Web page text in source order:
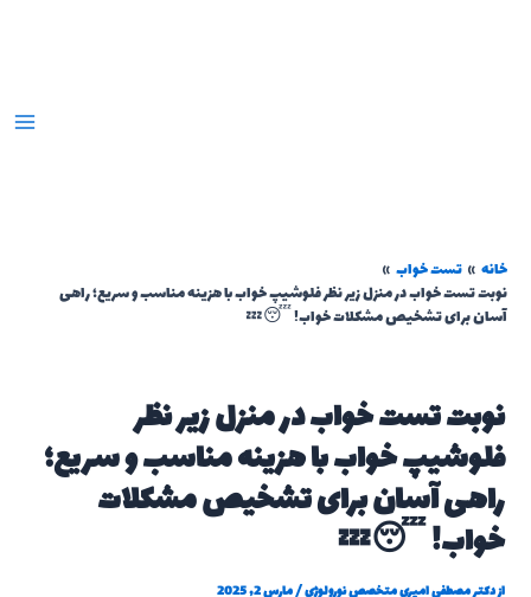
خانه
تست خواب
نوبت تست خواب در منزل زیر نظر فلوشیپ خواب با هزینه مناسب و سریع؛ راهی
آسان برای تشخیص مشکلات خواب! 😴💤
نوبت تست خواب در منزل زیر نظر
فلوشیپ خواب با هزینه مناسب و سریع؛
راهی آسان برای تشخیص مشکلات
خواب! 😴💤
ازدکتر مصطفی امیری متخصص نورولوژی/مارس 2, 2025